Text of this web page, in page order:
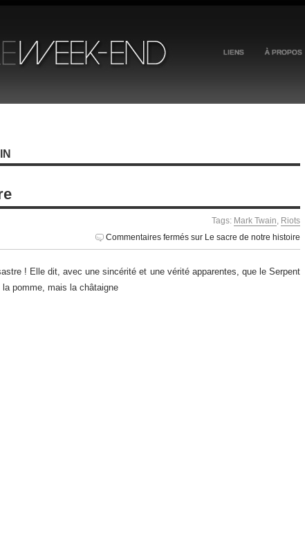
LIENS À PROPOS
Tags: Mark Twain, Riots
Commentaires fermés sur Le sacre de notre histoire
! Elle dit, avec une sincérité et une vérité apparentes, que le Serpent
pomme, mais la châtaigne